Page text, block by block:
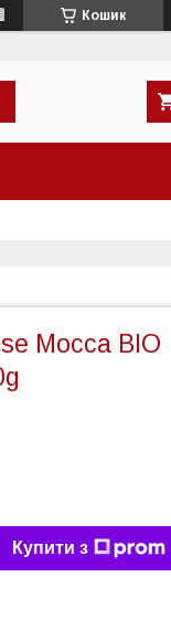
Кошик
Mocca BIO
Купити з